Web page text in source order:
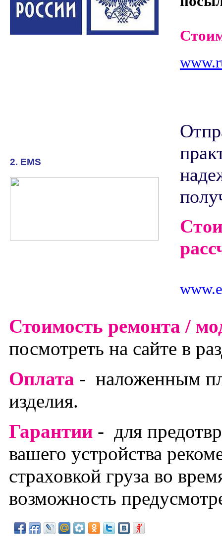
2. EMS
Стоимость ремонта /
посмотреть на сайте в
Оплата - наложенным
изделия.
Гарантии - для
вашего устройства
страховкой груза во
возможность